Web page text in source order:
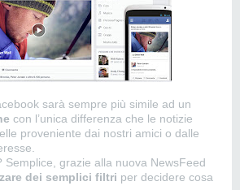
sarà sempre più simile ad un
con l’unica differenza che le notizie
proveniente dai nostri amici o dalle
Semplice, grazie alla nuova NewsFeed
dei semplici filtri per decidere cosa